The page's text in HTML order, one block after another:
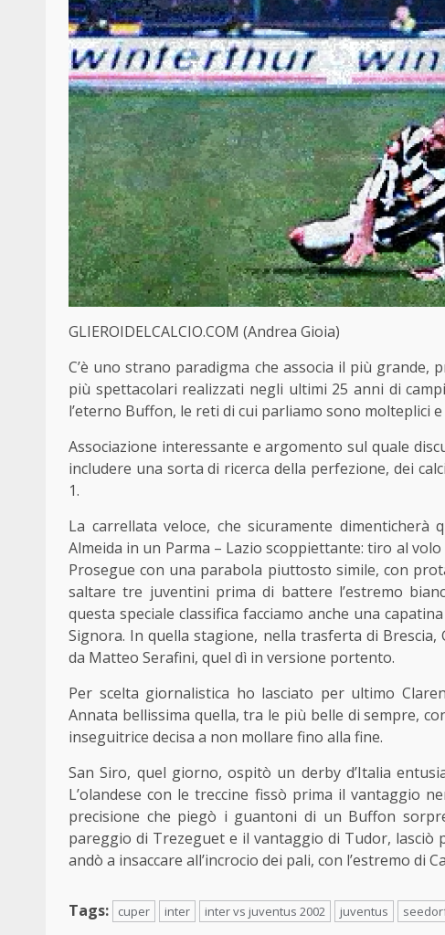
GLIEROIDELCALCIO.COM (Andrea Gioia)
C’è uno strano paradigma che associa il più
più spettacolari realizzati negli ultimi 25 anni di
l’eterno Buffon, le reti di cui parliamo sono molteplici
Associazione interessante e argomento sul quale
includere una sorta di ricerca della perfezione, dei
1.
La carrellata veloce, che sicuramente
Almeida in un Parma – Lazio scoppiettante: tiro al
Prosegue con una parabola piuttosto simile, con
saltare tre juventini prima di battere l’estremo
questa speciale classifica facciamo anche una
Signora. In quella stagione, nella trasferta di
da Matteo Serafini, quel dì in versione portento.
Per scelta giornalistica ho lasciato per ultimo
Annata bellissima quella, tra le più belle di sempre,
inseguitrice decisa a non mollare fino alla fine.
San Siro, quel giorno, ospitò un derby d’Italia
L’olandese con le treccine fissò prima il vantaggio
precisione che piegò i guantoni di un Buffon
pareggio di Trezeguet e il vantaggio di Tudor,
andò a insaccare all’incrocio dei pali, con l’estremo di
Tags: cuper inter inter vs juventus 2002 juventus